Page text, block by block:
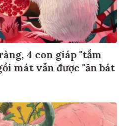
4 con giáp "tắm
mát vẫn được "ăn bát